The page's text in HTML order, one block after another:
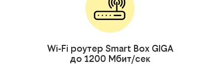
Wi-Fi роутер Smart Box GIGA
до 1200 Мбит/сек